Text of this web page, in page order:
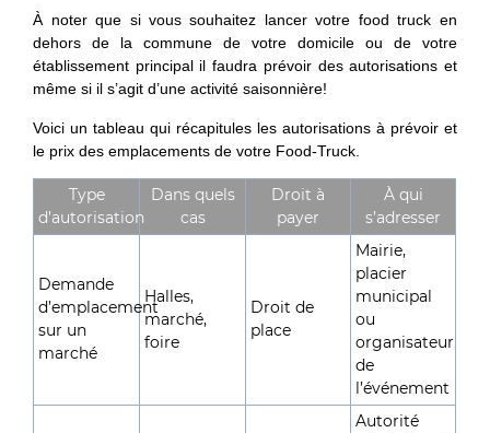
À noter que si vous souhaitez lancer votre food truck en
dehors de la commune de votre domicile ou de votre
établissement principal il faudra prévoir des autorisations et
même si il s’agit d’une activité saisonnière!
Voici un tableau qui récapitules les autorisations à prévoir et
le prix des emplacements de votre Food-Truck.
Type
d’autorisation
Dans quels
cas
Droit à
payer
À qui
s’adresser
Demande
d’emplacement
sur un
marché
Halles,
marché,
foire
Droit de
place
Mairie,
placier
municipal
ou
organisateur
de
l’événement
Autorité